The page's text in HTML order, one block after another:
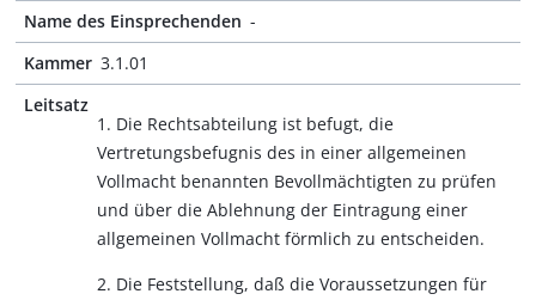
Name des Einsprechenden -
Kammer 3.1.01
Leitsatz
1. Die Rechtsabteilung ist befugt, die
Vertretungsbefugnis des in einer allgemeinen
Vollmacht benannten Bevollmächtigten zu prüfen
und über die Ablehnung der Eintragung einer
allgemeinen Vollmacht förmlich zu entscheiden.
2. Die Feststellung, daß die Voraussetzungen für